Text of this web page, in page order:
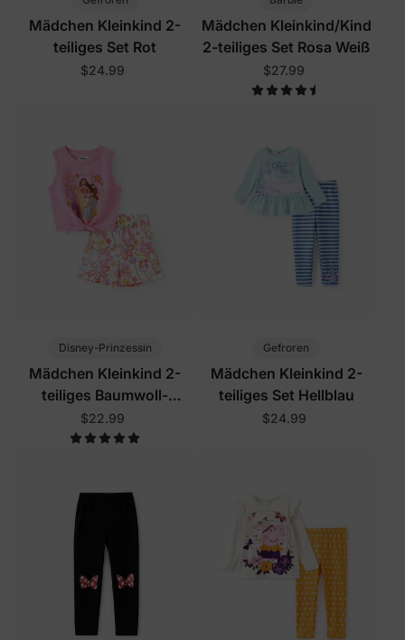
Mädchen Kleinkind 2-
teiliges Set Rot
$24.99
Mädchen Kleinkind/Kind
2-teiliges Set Rosa Weiß
$27.99
Disney-Prinzessin
Mädchen Kleinkind 2-
teiliges Baumwoll-
Ärmelloses Blumen-Set
Rosa
$22.99
Gefroren
Mädchen Kleinkind 2-
teiliges Set Hellblau
$24.99